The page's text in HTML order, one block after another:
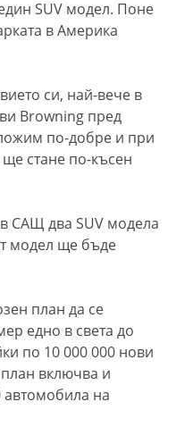
SUV модел. Поне
в Америка
си, най-вече в
Browning пред
по-добре и при
стане по-късен
САЩ два SUV модела
модел ще бъде
план да се
едно в света до
по 10 000 000 нови
включва и
автомобила на